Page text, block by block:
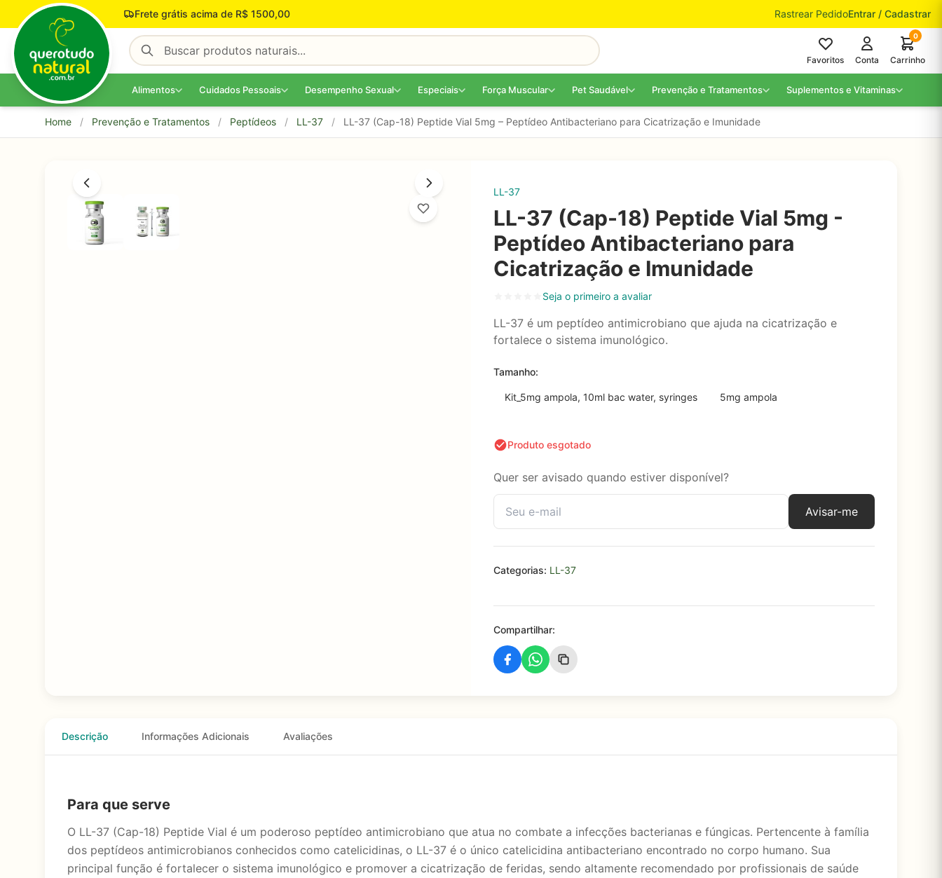
Pular para o conteúdo Frete grátis acima de R$ 1500,00 Rastrear PedidoEntrar / Cadastrar
Favoritos Conta
0
Carrinho
Alimentos Cuidados Pessoais Desempenho Sexual Especiais Força Muscular Pet Saudável Prevenção e Tratamentos Suplementos e Vitaminas
Home / Prevenção e Tratamentos / Peptídeos / LL-37 / LL-37 (Cap-18) Peptide Vial 5mg – Peptídeo Antibacteriano para Cicatrização e Imunidade
LL-37
LL-37 (Cap-18) Peptide Vial 5mg -
Peptídeo Antibacteriano para
Cicatrização e Imunidade
Seja o primeiro a avaliar
LL-37 é um peptídeo antimicrobiano que ajuda na cicatrização e
fortalece o sistema imunológico.
Tamanho:
Kit_5mg ampola, 10ml bac water, syringes 5mg ampola
Produto esgotado
Quer ser avisado quando estiver disponível?
Avisar-me
Categorias: LL-37
Compartilhar:
Descrição Informações Adicionais Avaliações
Para que serve
O LL-37 (Cap-18) Peptide Vial é um poderoso peptídeo antimicrobiano que atua no combate a infecções bacterianas e fúngicas. Pertencente à família
dos peptídeos antimicrobianos conhecidos como catelicidinas, o LL-37 é o único catelicidina antibacteriano encontrado no corpo humano. Sua
principal função é fortalecer o sistema imunológico e promover a cicatrização de feridas, sendo altamente recomendado por profissionais de saúde